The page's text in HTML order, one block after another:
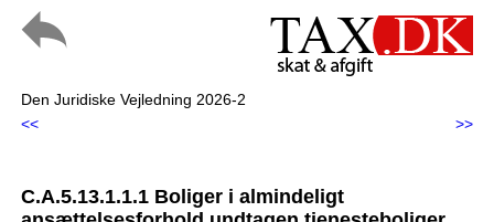
Den Juridiske Vejledning 2026-2
<<
>>
C.A.5.13.1.1.1 Boliger i almindeligt